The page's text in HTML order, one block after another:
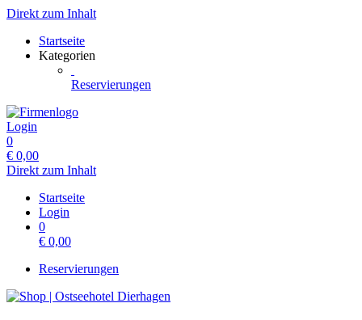
Direkt zum Inhalt
Startseite
Kategorien
Reservierungen
Login
0
€ 0,00
Direkt zum Inhalt
Startseite
Login
0
€ 0,00
Reservierungen